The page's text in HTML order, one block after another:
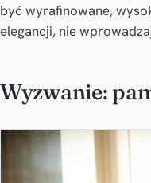
być wyrafinowane,
elegancji, nie
Wyzwanie: